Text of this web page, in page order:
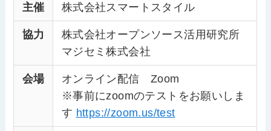
主催 株式会社スマートスタイル
協力
株式会社オープンソース活用研究所
マジセミ株式会社
会場
オンライン配信 Zoom
※事前にzoomのテストをお願いしま
す https://zoom.us/test